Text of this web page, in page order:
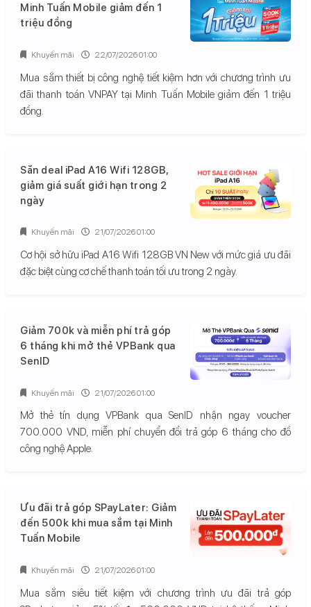
Minh Tuấn Mobile giảm đến 1
triệu đồng
Mua sắm thiết bị công nghệ tiết kiệm hơn với chương trình ưu
đãi thanh toán VNPAY tại Minh Tuấn Mobile giảm đến 1 triệu
đồng.
Khuyến mãi 22/07/2026 01:00
Săn deal iPad A16 Wifi 128GB,
giảm giá suất giới hạn trong 2
ngày
Cơ hội sở hữu iPad A16 Wifi 128GB VN New với mức giá ưu đãi
đặc biệt cùng cơ chế thanh toán tối ưu trong 2 ngày.
Khuyến mãi 21/07/2026 01:00
Giảm 700k và miễn phí trả góp
6 tháng khi mở thẻ VPBank qua
SenID
Mở thẻ tín dụng VPBank qua SenID nhận ngay voucher
700.000 VND, miễn phí chuyển đổi trả góp 6 tháng cho đồ
công nghệ Apple.
Khuyến mãi 21/07/2026 01:00
Ưu đãi trả góp SPayLater: Giảm
đến 500k khi mua sắm tại Minh
Tuấn Mobile
Mua sắm siêu tiết kiệm với chương trình ưu đãi trả góp
Khuyến mãi 21/07/2026 01:00